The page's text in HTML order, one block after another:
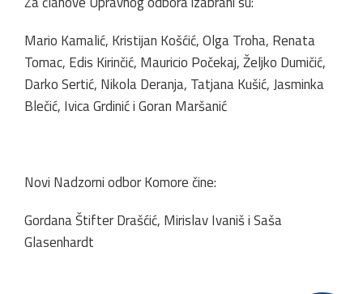
Mario Kamalić, Kristijan Košćić, Olga Troha, Renata
Tomac, Edis Kirinčić, Mauricio Počekaj, Željko Dumičić,
Darko Sertić, Nikola Deranja, Tatjana Kušić, Jasminka
Blečić, Ivica Grdinić i Goran Maršanić
Novi Nadzorni odbor Komore čine:
Gordana Štifter Drašćić, Mirislav Ivaniš i Saša
Glasenhardt